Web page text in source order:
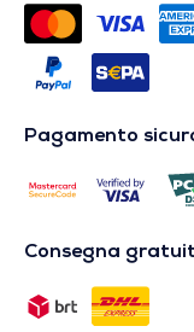
Pagamento
Consegna